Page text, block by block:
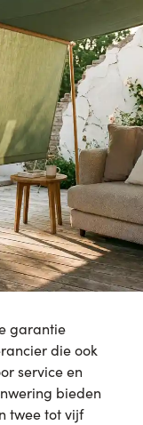
garantie
die ook
service en
bieden
twee tot vijf